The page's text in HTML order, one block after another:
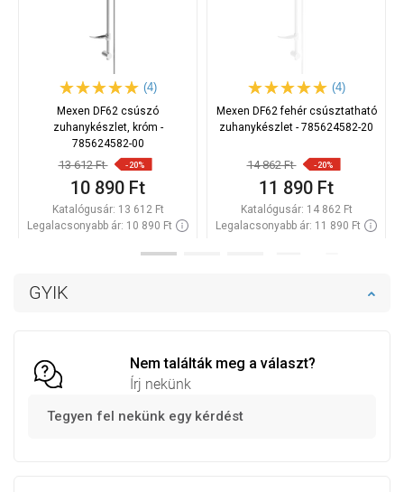
GYIK
Nem találták meg a választ?
Írj nekünk
Tegyen fel nekünk egy kérdést
(4)
Mexen DF62 csúszó
zuhanykészlet, króm -
785624582-00
13 612 Ft -20%
10 890 Ft
Katalógusár: 13 612 Ft
Legalacsonyabb ár: 10 890 Ft
(4)
Mexen DF62 fehér csúsztatható
zuhanykészlet - 785624582-20
14 862 Ft -20%
11 890 Ft
Katalógusár: 14 862 Ft
Legalacsonyabb ár: 11 890 Ft